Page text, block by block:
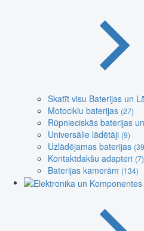
Skatīt visu Baterijas un
Motociklu baterijas (27)
Rūpnieciskās baterijas
Universālie lādētāji (9)
Uzlādējamas baterijas
Kontaktdakšu adapteri (7)
Baterijas kamerām (134)